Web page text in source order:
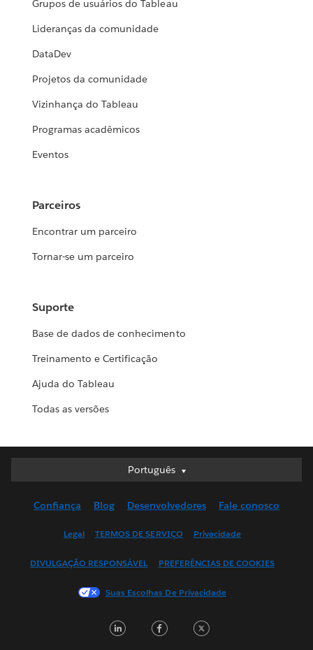
Grupos de usuários do Tableau
Lideranças da comunidade
DataDev
Projetos da comunidade
Vizinhança do Tableau
Programas acadêmicos
Eventos
Parceiros
Encontrar um parceiro
Tornar-se um parceiro
Suporte
Base de dados de conhecimento
Treinamento e Certificação
Ajuda do Tableau
Todas as versões
Português
Português
English (UK)
Français (Canada)
日本語
Confiança Blog Desenvolvedores Fale conosco
Legal TERMOS DE SERVIÇO Privacidade
DIVULGAÇÃO RESPONSÁVEL PREFERÊNCIAS DE COOKIES
Suas Escolhas De Privacidade
LinkedInFacebook